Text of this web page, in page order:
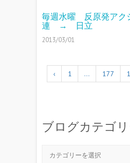
毎週水曜 反原発アク
連 → 日立
2013/03/01
‹ 1 … 177
ブログカテゴ